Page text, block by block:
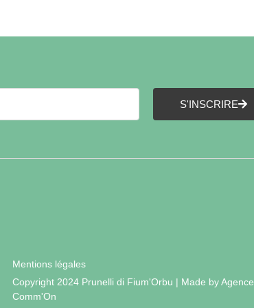
S'INSCRIRE
Mentions légales
Copyright 2024 Prunelli di Fium'Orbu | Made by Agence
Comm'On